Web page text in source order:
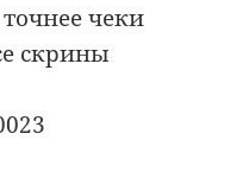
чеки
скрины